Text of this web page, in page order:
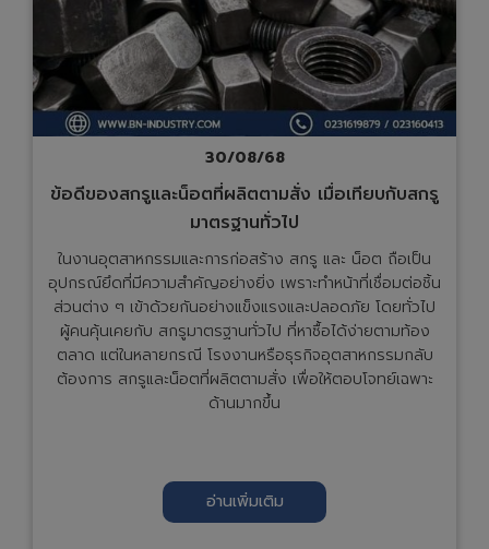
30/08/68
ข้อดีของสกรูและน็อตที่ผลิตตามสั่ง เมื่อเทียบกับสกรู
มาตรฐานทั่วไป
ในงานอุตสาหกรรมและการก่อสร้าง สกรู และ น็อต ถือเป็น
อุปกรณ์ยึดที่มีความสำคัญอย่างยิ่ง เพราะทำหน้าที่เชื่อมต่อชิ้น
ส่วนต่าง ๆ เข้าด้วยกันอย่างแข็งแรงและปลอดภัย โดยทั่วไป
ผู้คนคุ้นเคยกับ สกรูมาตรฐานทั่วไป ที่หาซื้อได้ง่ายตามท้อง
ตลาด แต่ในหลายกรณี โรงงานหรือธุรกิจอุตสาหกรรมกลับ
ต้องการ สกรูและน็อตที่ผลิตตามสั่ง เพื่อให้ตอบโจทย์เฉพาะ
ด้านมากขึ้น
อ่านเพิ่มเติม